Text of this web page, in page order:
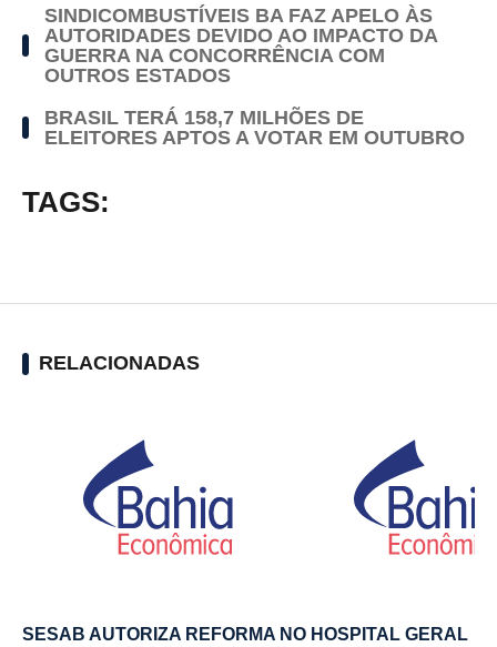
SINDICOMBUSTÍVEIS BA FAZ APELO ÀS
AUTORIDADES DEVIDO AO IMPACTO DA
GUERRA NA CONCORRÊNCIA COM
OUTROS ESTADOS
BRASIL TERÁ 158,7 MILHÕES DE
ELEITORES APTOS A VOTAR EM OUTUBRO
TAGS:
RELACIONADAS
SESAB AUTORIZA REFORMA NO HOSPITAL GERAL